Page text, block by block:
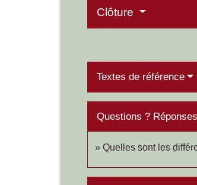
Clôture
Textes de référence
Questions ?
Quelles sont les